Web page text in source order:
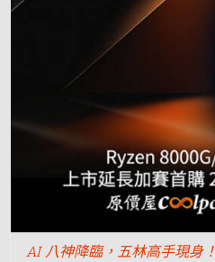
AI 八神降臨，五林高手現身